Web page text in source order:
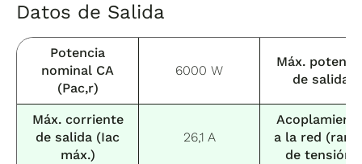
Datos de Salida
Potencia
nominal CA
(Pac,r)
6000 W
Máx.
de salida
Máx. corriente
de salida (Iac
máx.)
26,1 A
a la red
de tensión)